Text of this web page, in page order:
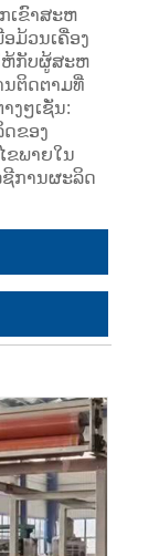
ເຂົາສະຫ
ມ້ວນເຄື່ອງ
ຫ້ກັບຜູ້ສະຫ
ນຕິດຕາມທີ່
ງໆເຊັ່ນ:
ຂອງ
ຂພາຍໃນ
ຊີການຜະລິດ